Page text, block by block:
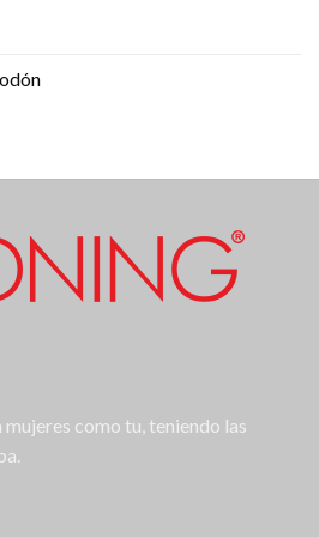
como tu, teniendo las